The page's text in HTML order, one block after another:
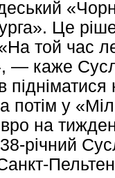
Це
той час
— каже
у
на
річний